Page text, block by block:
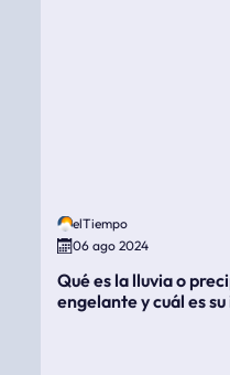
elTiempo
06 ago 2024
Qué es la lluvia o
engelante y cuál es